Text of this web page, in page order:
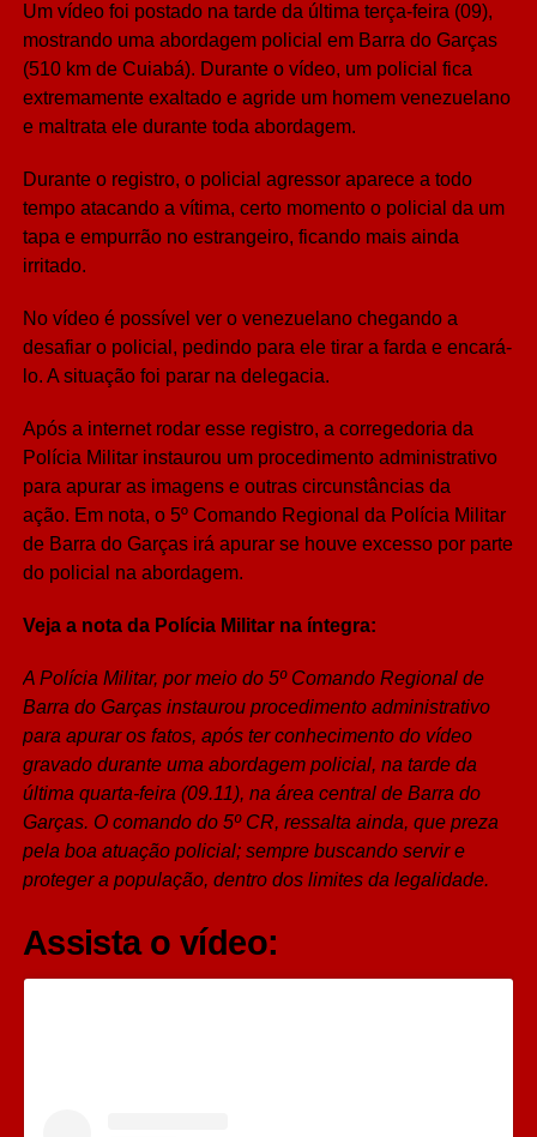
Share
Um vídeo foi postado na tarde da última terça-feira (09),
mostrando uma abordagem policial em Barra do Garças
(510 km de Cuiabá). Durante o vídeo, um policial fica
extremamente exaltado e agride um homem venezuelano
e maltrata ele durante toda abordagem.
Durante o registro, o policial agressor aparece a todo
tempo atacando a vítima, certo momento o policial da um
tapa e empurrão no estrangeiro, ficando mais ainda
irritado.
No vídeo é possível ver o venezuelano chegando a
desafiar o policial, pedindo para ele tirar a farda e encará-
lo. A situação foi parar na delegacia.
Após a internet rodar esse registro, a corregedoria da
Polícia Militar instaurou um procedimento administrativo
para apurar as imagens e outras circunstâncias da
ação. Em nota, o 5º Comando Regional da Polícia Militar
de Barra do Garças irá apurar se houve excesso por parte
do policial na abordagem.
Veja a nota da Polícia Militar na íntegra:
A Polícia Militar, por meio do 5º Comando Regional de
Barra do Garças instaurou procedimento administrativo
para apurar os fatos, após ter conhecimento do vídeo
gravado durante uma abordagem policial, na tarde da
última quarta-feira (09.11), na área central de Barra do
Garças. O comando do 5º CR, ressalta ainda, que preza
pela boa atuação policial; sempre buscando servir e
proteger a população, dentro dos limites da legalidade.
Assista o vídeo: